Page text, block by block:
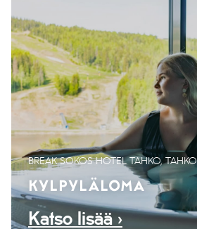
BREAK SOKOS HOTEL TAHKO,
KYLPYLÄLOMA
Katso lisää ›